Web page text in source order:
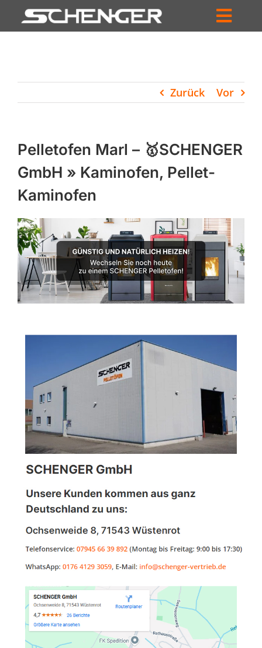
Inhalt
HÄNDLERSUCHE
UNTERNEHMEN
PROFIL
WARENKORB
PRODUCTS
SEARCH
Zurück Vor
Pelletofen Marl – 🥇SCHENGER
GmbH » Kaminofen, Pellet-
Kaminofen